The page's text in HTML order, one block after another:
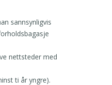
sannsynligvis
nettsteder med
ti år yngre).